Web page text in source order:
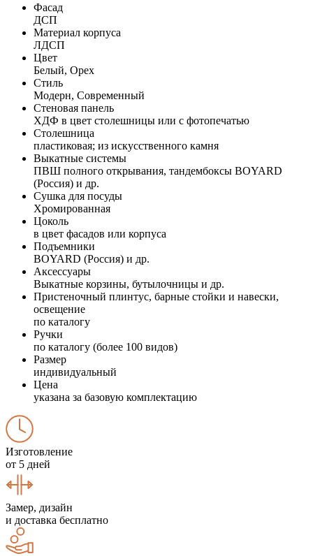
Фасад
ДСП
Материал корпуса
ЛДСП
Цвет
Белый, Орех
Стиль
Модерн, Современный
Стеновая панель
ХДФ в цвет столешницы или с фотопечатью
Столешница
пластиковая; из искусственного камня
Выкатные системы
ПВШ полного открывания, тандембоксы BOYARD
(Россия) и др.
Сушка для посуды
Хромированная
Цоколь
в цвет фасадов или корпуса
Подъемники
BOYARD (Россия) и др.
Аксессуары
Выкатные корзины, бутылочницы и др.
Пристеночный плинтус, барные стойки и навески,
освещение
по каталогу
Ручки
по каталогу (более 100 видов)
Размер
индивидуальный
Цена
указана за базовую комплектацию
Изготовление
от 5 дней
Замер, дизайн
и доставка бесплатно